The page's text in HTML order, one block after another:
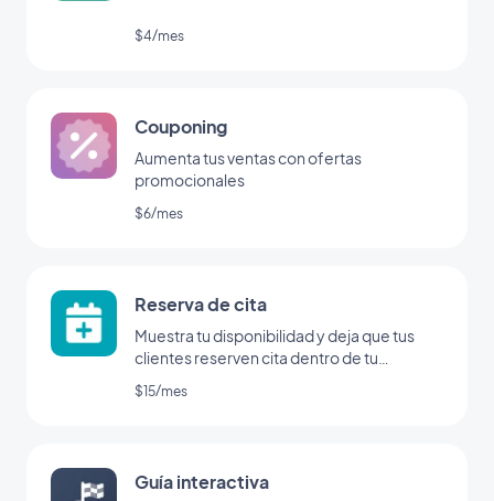
$4/mes
Couponing
Aumenta tus ventas con ofertas
promocionales
$6/mes
Reserva de cita
Muestra tu disponibilidad y deja que tus
clientes reserven cita dentro de tu
$15/mes
Guía interactiva